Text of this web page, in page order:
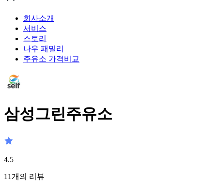
회사소개
서비스
스토리
나우 패밀리
주유소 가격비교
삼성그린주유소
4.5
11개의 리뷰